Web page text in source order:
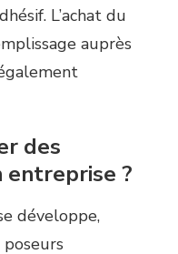
L’achat du
auprès
des
entreprise ?
développe,
poseurs